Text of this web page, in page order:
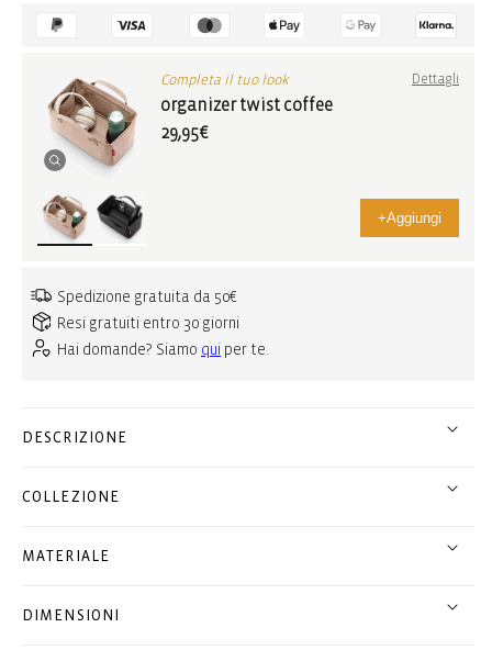
Completa il tuo look Dettagli
organizer twist coffee
29,95€
+Aggiungi
Spedizione gratuita da 50€
Resi gratuiti entro 30 giorni
Hai domande? Siamo qui per te.
DESCRIZIONE
COLLEZIONE
MATERIALE
DIMENSIONI